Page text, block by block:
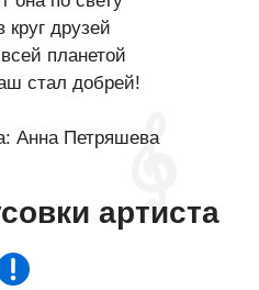
круг друзей
планетой
стал добрей!
Анна Петряшева
артиста